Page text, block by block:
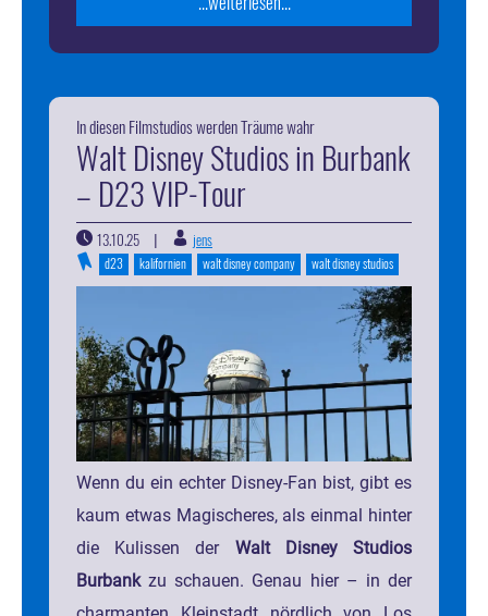
In diesen Filmstudios werden Träume wahr
Walt Disney Studios in Burbank
– D23 VIP-Tour
13.10.25 | jens
d23 kalifornien walt disney company walt disney studios
Wenn du ein echter Disney-Fan bist, gibt es
kaum etwas Magischeres, als einmal hinter
die Kulissen der Walt Disney Studios
Burbankzu schauen. Genau hier – in der